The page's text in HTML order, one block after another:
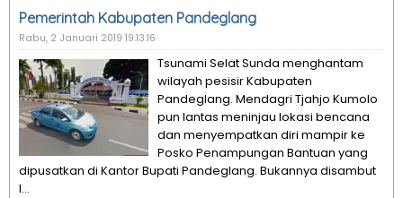
Pemerintah Kabupaten Pandeglang
Rabu, 2 Januari 2019 19:13:16
Tsunami Selat Sunda menghantam
wilayah pesisir Kabupaten
Pandeglang. Mendagri Tjahjo Kumolo
pun lantas meninjau lokasi bencana
dan menyempatkan diri mampir ke
Posko Penampungan Bantuan yang
dipusatkan di Kantor Bupati Pandeglang. Bukannya disambut
l...